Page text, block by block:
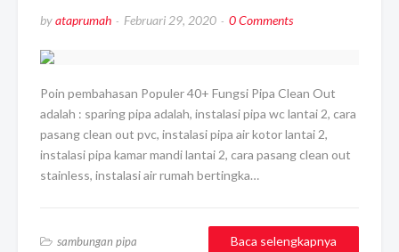
byataprumah Februari 29, 2020 0 Comments
Poin pembahasan Populer 40+ Fungsi Pipa Clean Out
adalah : sparing pipa adalah, instalasi pipa wc lantai 2, cara
pasang clean out pvc, instalasi pipa air kotor lantai 2,
instalasi pipa kamar mandi lantai 2, cara pasang clean out
stainless, instalasi air rumah bertingka…
sambungan pipa Baca selengkapnya